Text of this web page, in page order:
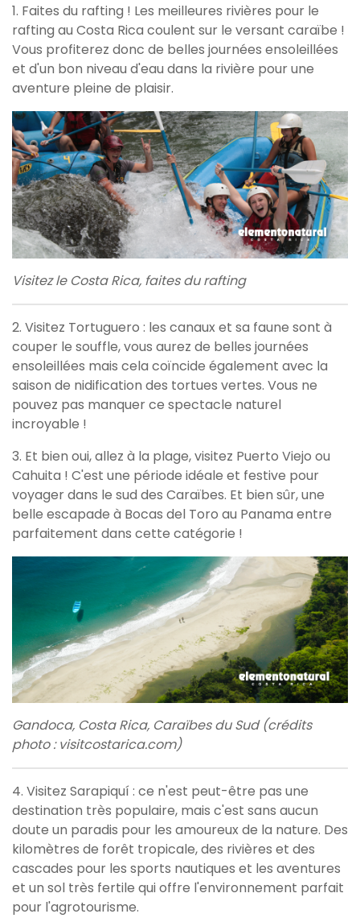
1. Faites du rafting ! Les meilleures rivières pour le
rafting au Costa Rica coulent sur le versant caraïbe !
Vous profiterez donc de belles journées ensoleillées
et d'un bon niveau d'eau dans la rivière pour une
aventure pleine de plaisir.
Visitez le Costa Rica, faites du rafting
2. Visitez Tortuguero : les canaux et sa faune sont à
couper le souffle, vous aurez de belles journées
ensoleillées mais cela coïncide également avec la
saison de nidification des tortues vertes. Vous ne
pouvez pas manquer ce spectacle naturel
incroyable !
3. Et bien oui, allez à la plage, visitez Puerto Viejo ou
Cahuita ! C'est une période idéale et festive pour
voyager dans le sud des Caraïbes. Et bien sûr, une
belle escapade à Bocas del Toro au Panama entre
parfaitement dans cette catégorie !
Gandoca, Costa Rica, Caraïbes du Sud (crédits
photo : visitcostarica.com)
4. Visitez Sarapiquí : ce n'est peut-être pas une
destination très populaire, mais c'est sans aucun
doute un paradis pour les amoureux de la nature. Des
kilomètres de forêt tropicale, des rivières et des
cascades pour les sports nautiques et les aventures
et un sol très fertile qui offre l'environnement parfait
pour l'agrotourisme.